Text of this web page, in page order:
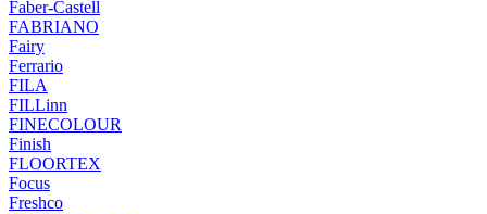
Faber-Castell
FABRIANO
Fairy
Ferrario
FILA
FILLinn
FINECOLOUR
Finish
FLOORTEX
Focus
Freshco